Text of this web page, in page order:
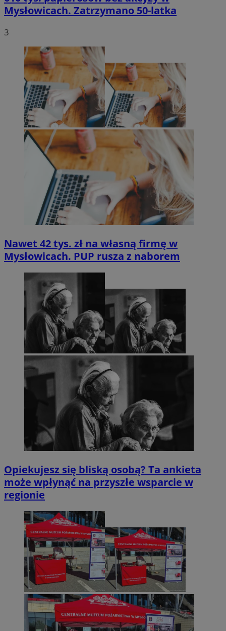
Mysłowicach. Zatrzymano 50-latka
3
Nawet 42 tys. zł na własną firmę w
Mysłowicach. PUP rusza z naborem
Opiekujesz się bliską osobą? Ta ankieta
może wpłynąć na przyszłe wsparcie w
regionie